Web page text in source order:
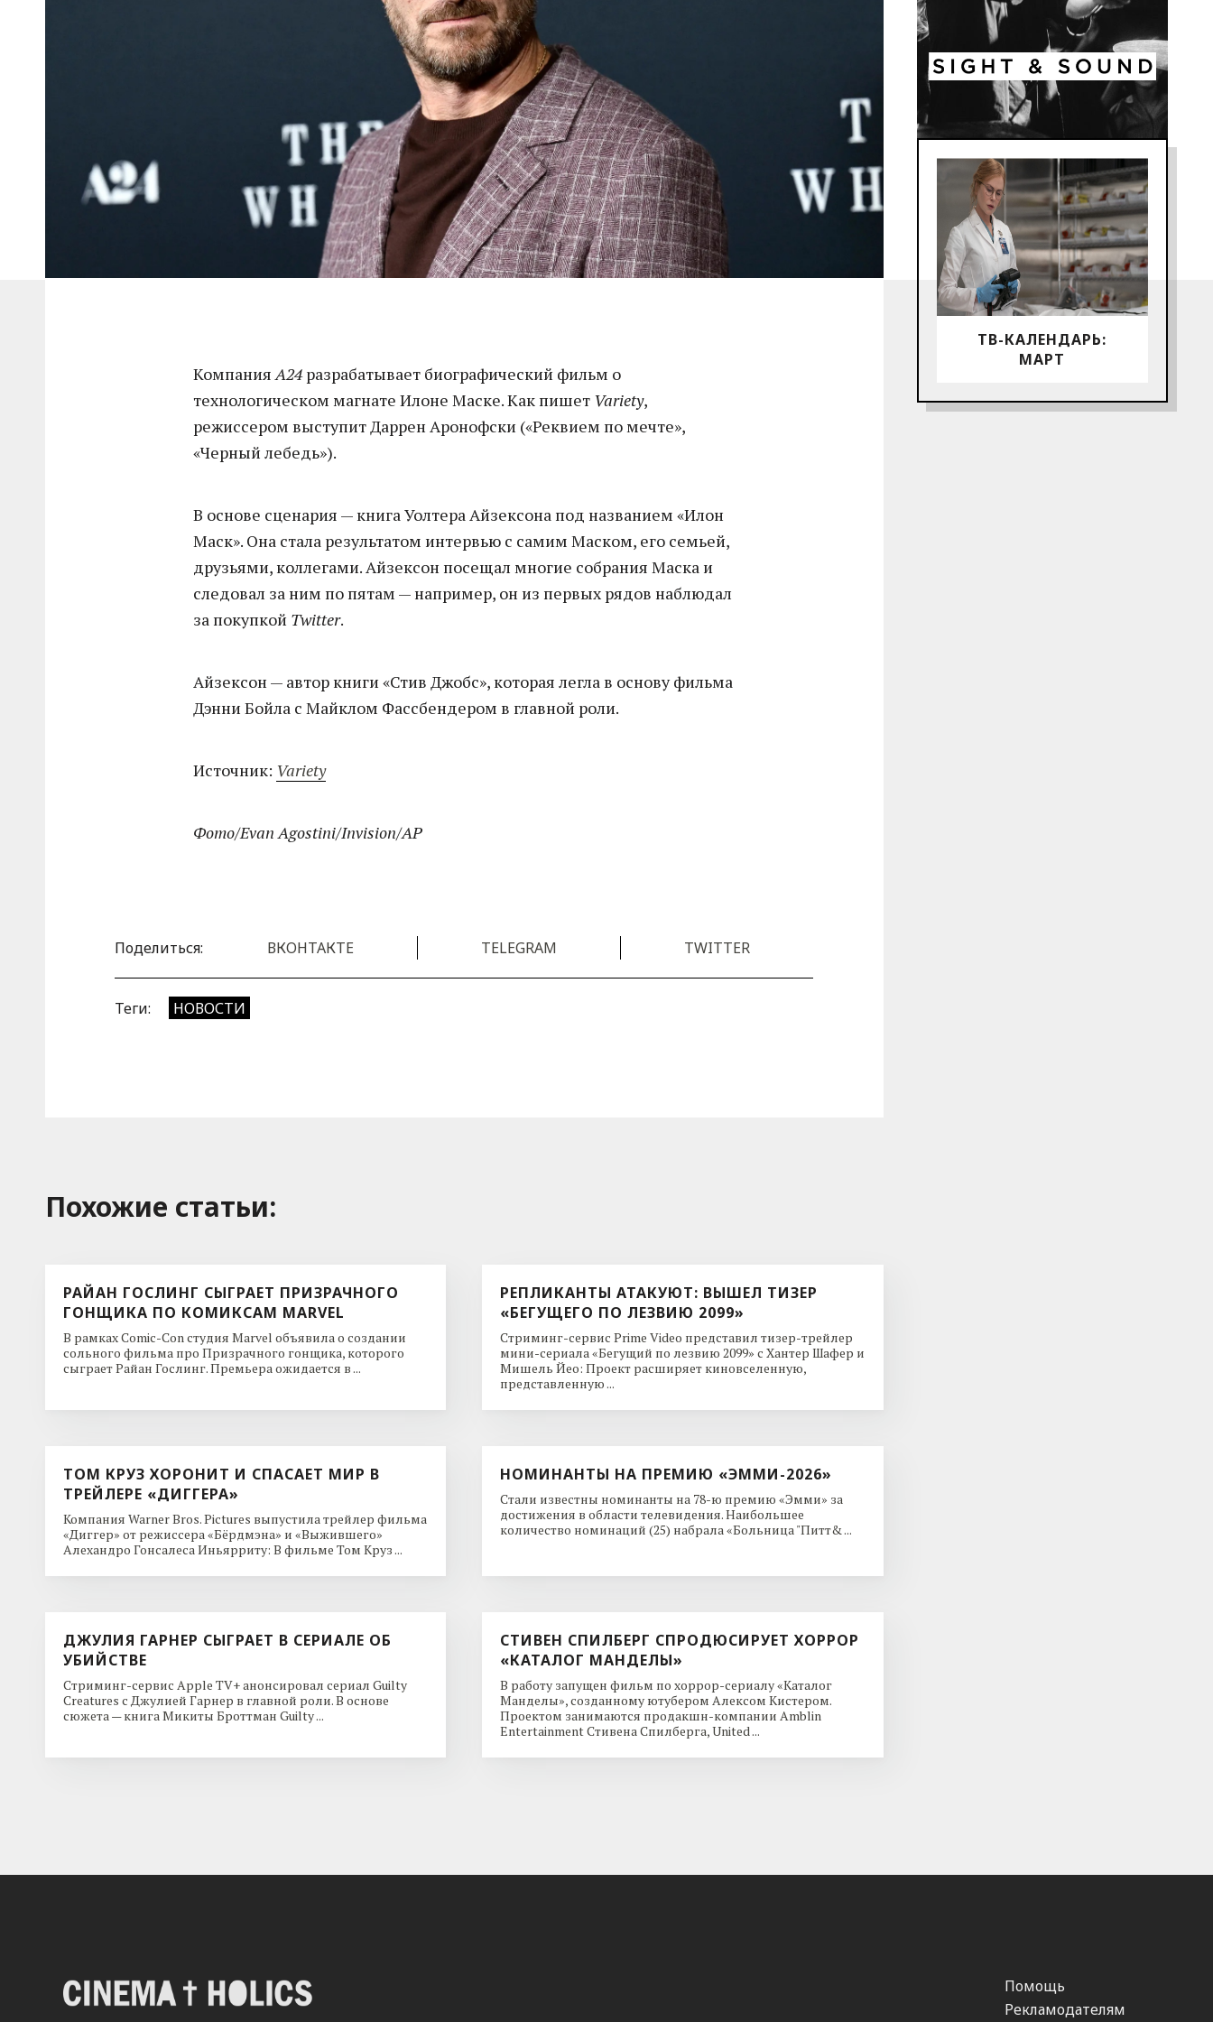
ТВ-КАЛЕНДАРЬ:
МАРТ
КомпанияA24разрабатывает биографический фильм о
технологическом магнате Илоне Маске. Как пишет Variety,
режиссером выступит Даррен Аронофски («Реквием по мечте»,
«Черный лебедь»).
В основе сценария — книга Уолтера Айзексона под названием «Илон
Маск». Она стала результатом интервью с самим Маском, его семьей,
друзьями, коллегами. Айзексон посещал многие собрания Маска и
следовал за ним по пятам — например, он из первых рядов наблюдал
за покупкой Twitter.
Айзексон — автор книги «Стив Джобс», которая легла в основу фильма
Дэнни Бойла с Майклом Фассбендером в главной роли.
Источник: Variety
Фото/Evan Agostini/Invision/AP
Поделиться: ВКОНТАКТЕ TELEGRAM TWITTER
Теги: НОВОСТИ
Похожие cтатьи:
РАЙАН ГОСЛИНГ СЫГРАЕТ ПРИЗРАЧНОГО
ГОНЩИКА ПО КОМИКСАМ MARVEL
В рамках Comic-Con студия Marvel объявила о создании
сольного фильма про Призрачного гонщика, которого
сыграет Райан Гослинг. Премьера ожидается в ...
РЕПЛИКАНТЫ АТАКУЮТ: ВЫШЕЛ ТИЗЕР
«БЕГУЩЕГО ПО ЛЕЗВИЮ 2099»
Стриминг-сервис Prime Video представил тизер-трейлер
мини-сериала «Бегущий по лезвию 2099» с Хантер Шафер и
Мишель Йео: Проект расширяет киновселенную,
представленную ...
ТОМ КРУЗ ХОРОНИТ И СПАСАЕТ МИР В
ТРЕЙЛЕРЕ «ДИГГЕРА»
Компания Warner Bros. Pictures выпустила трейлер фильма
«Диггер» от режиссера «Бёрдмэна» и «Выжившего»
Алехандро Гонсалеса Иньярриту: В фильме Том Круз ...
НОМИНАНТЫ НА ПРЕМИЮ «ЭММИ-2026»
Стали известны номинанты на 78-ю премию «Эмми» за
достижения в области телевидения. Наибольшее
количество номинаций (25) набрала «Больница "Питт& ...
ДЖУЛИЯ ГАРНЕР СЫГРАЕТ В СЕРИАЛЕ ОБ
УБИЙСТВЕ
Стриминг-сервис Apple TV+ анонсировал сериал Guilty
Creatures с Джулией Гарнер в главной роли. В основе
сюжета — книга Микиты Броттман Guilty ...
СТИВЕН СПИЛБЕРГ СПРОДЮСИРУЕТ ХОРРОР
«КАТАЛОГ МАНДЕЛЫ»
В работу запущен фильм по хоррор-сериалу «Каталог
Манделы», созданному ютубером Алексом Кистером.
Проектом занимаются продакшн-компании Amblin
Entertainment Стивена Спилберга, United ...
Помощь
Рекламодателям